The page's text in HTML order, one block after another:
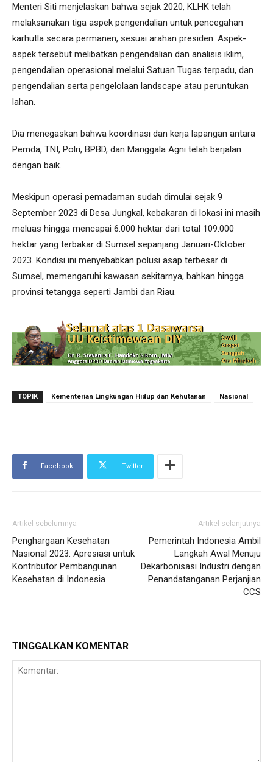
Menteri Siti menjelaskan bahwa sejak 2020, KLHK telah
melaksanakan tiga aspek pengendalian untuk pencegahan
karhutla secara permanen, sesuai arahan presiden. Aspek-
aspek tersebut melibatkan pengendalian dan analisis iklim,
pengendalian operasional melalui Satuan Tugas terpadu, dan
pengendalian serta pengelolaan landscape atau peruntukan
lahan.
Dia menegaskan bahwa koordinasi dan kerja lapangan antara
Pemda, TNI, Polri, BPBD, dan Manggala Agni telah berjalan
dengan baik.
Meskipun operasi pemadaman sudah dimulai sejak 9
September 2023 di Desa Jungkal, kebakaran di lokasi ini masih
meluas hingga mencapai 6.000 hektar dari total 109.000
hektar yang terbakar di Sumsel sepanjang Januari-Oktober
2023. Kondisi ini menyebabkan polusi asap terbesar di
Sumsel, memengaruhi kawasan sekitarnya, bahkan hingga
provinsi tetangga seperti Jambi dan Riau.
TOPIK Kementerian Lingkungan Hidup dan Kehutanan Nasional
Facebook Twitter
Artikel sebelumnya
Penghargaan Kesehatan
Nasional 2023: Apresiasi untuk
Kontributor Pembangunan
Kesehatan di Indonesia
Artikel selanjutnya
Pemerintah Indonesia Ambil
Langkah Awal Menuju
Dekarbonisasi Industri dengan
Penandatanganan Perjanjian
CCS
TINGGALKAN KOMENTAR